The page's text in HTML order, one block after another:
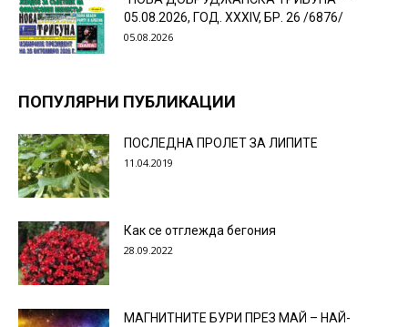
05.08.2026, ГОД. XXХIV, БР. 26 /6876/
05.08.2026
ПОПУЛЯРНИ ПУБЛИКАЦИИ
ПОСЛЕДНА ПРОЛЕТ ЗА ЛИПИТЕ
11.04.2019
Как се отглежда бегония
28.09.2022
МАГНИТНИТЕ БУРИ ПРЕЗ МАЙ – НАЙ-